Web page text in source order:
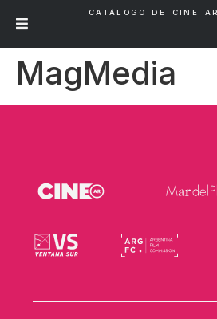
CATÁLOGO DE CINE
MagMedia